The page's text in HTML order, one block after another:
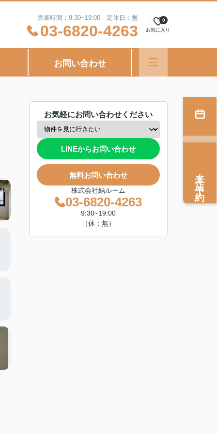
営業時間：9:30~19:00 定休日：無
03-6820-4263 お気に入り
0
お問い合わせ
お気軽にお問い合わせください
LINEからお問い合わせ
無料お問い合わせ
株式会社結ルーム
03-6820-4263
9:30~19:00
（休：無）
来店予約